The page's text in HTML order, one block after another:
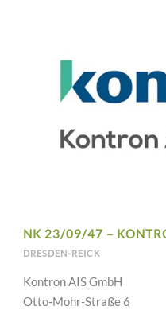
NK 23/09/47 –
DRESDEN-REICK
Kontron AIS GmbH
Otto-Mohr-Straße 6